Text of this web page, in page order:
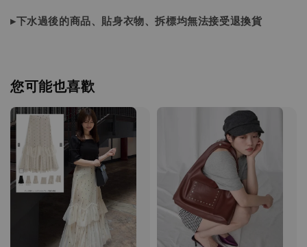
▸下水過後的商品、貼身衣物、拆標均無法接受退換貨
您可能也喜歡